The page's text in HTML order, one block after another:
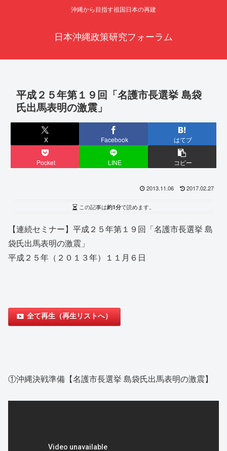
沖縄から目指す祖国日本の再建
日本沖縄政策研究フォーラム
平成２５年第１９回「名護市長選挙 島袋
氏出馬表明の激震」
X Facebook はてブ
Pocket LINE コピー
2013.11.06 2017.02.27
この記事は約1分で読めます。
【連続セミナー】平成２５年第１９回「名護市長選挙 島
袋氏出馬表明の激震」
平成２５年（２０１３年）１１月６日
全て再生（再生リストへ）
①沖縄決戦準備【名護市長選挙 島袋氏出馬表明の激震】